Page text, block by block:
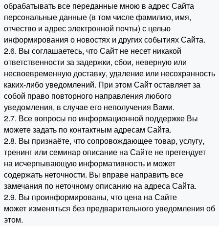
обрабатывать все переданные мною в адрес Сайта
персональные данные (в том числе фамилию, имя,
отчество и адрес электронной почты) с целью
информирования о новостях и других событиях Сайта.
2.6. Вы соглашаетесь, что Сайт не несет никакой
ответственности за задержки, сбои, неверную или
несвоевременную доставку, удаление или несохранность
каких-либо уведомлений. При этом Сайт оставляет за
собой право повторного направления любого
уведомления, в случае его неполучения Вами.
2.7. Все вопросы по информационной поддержке Вы
можете задать по контактным адресам Сайта.
2.8. Вы признаёте, что сопровождающее товар, услугу,
тренинг или семинар описание на Сайте не претендует
на исчерпывающую информативность и может
содержать неточности. Вы вправе направить все
замечания по неточному описанию на адреса Сайта.
2.9. Вы проинформированы, что цена на Сайте
может изменяться без предварительного уведомления об
этом.